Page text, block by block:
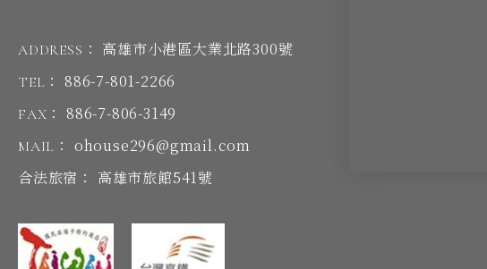
ADDRESS： 高雄市小港區大業北路300號
TEL： 886-7-801-2266
FAX： 886-7-806-3149
MAIL： ohouse296@gmail.com
合法旅宿： 高雄市旅館541號